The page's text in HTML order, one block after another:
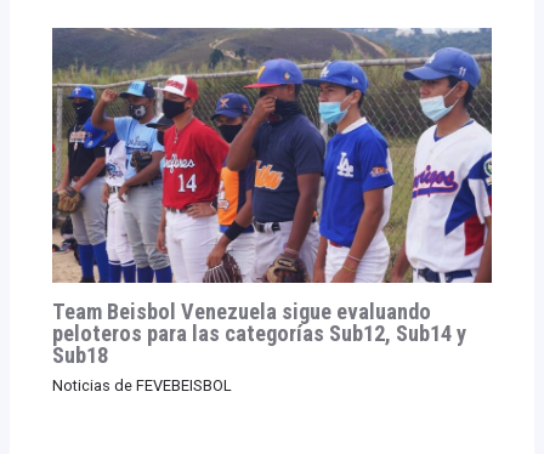
Team Beisbol Venezuela sigue evaluando
peloteros para las categorías Sub12, Sub14 y
Sub18
Noticias de FEVEBEISBOL